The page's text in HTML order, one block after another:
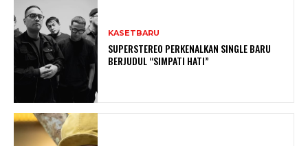
KASETBARU
SUPERSTEREO PERKENALKAN SINGLE BARU
BERJUDUL “SIMPATI HATI”